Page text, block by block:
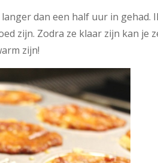
dan een half uur in gehad.
zijn. Zodra ze klaar zijn kan je
zijn!